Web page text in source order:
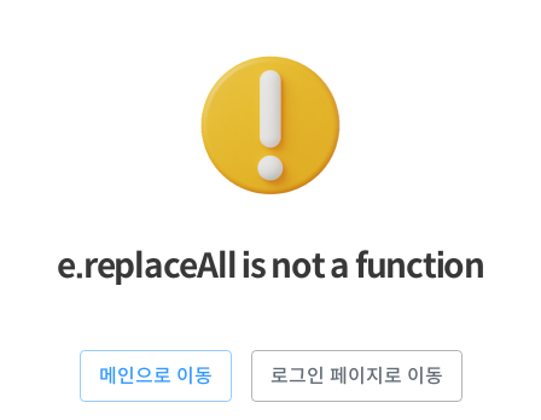
e.replaceAll is not a function
메인으로 이동 로그인 페이지로 이동